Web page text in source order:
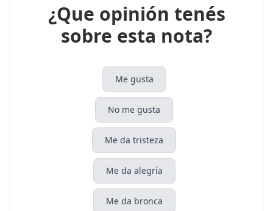
¿Que opinión tenés
sobre esta nota?
Me gusta
No me gusta
Me da tristeza
Me da alegría
Me da bronca